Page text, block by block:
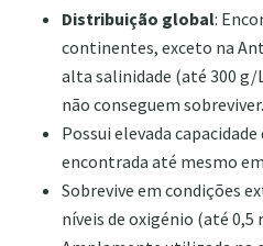
Distribuição global:
continentes, exceto na
alta salinidade (até 300 g/
não conseguem sobreviver.
Possui elevada
encontrada até mesmo
Sobrevive em condições
níveis de oxigénio (até 0,5